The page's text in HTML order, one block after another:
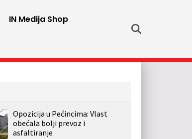
IN Medija Shop
Opozicija u Pećincima: Vlast
obećala bolji prevoz i
asfaltiranje